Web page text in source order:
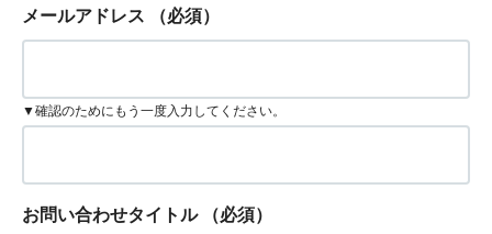
メールアドレス （必須）
▼確認のためにもう一度入力してください。
お問い合わせタイトル （必須）